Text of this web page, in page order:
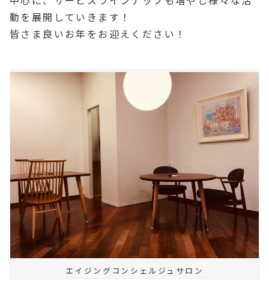
動を展開していきます！
皆さま良いお年をお迎えください！
エイジングコンシェルジュサロン